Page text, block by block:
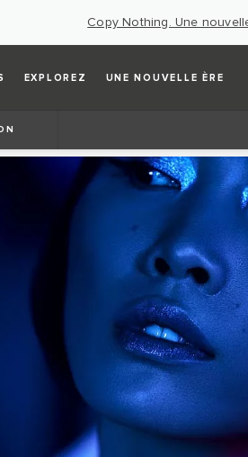
Copy Nothing. Une
EXPLOREZ UNE NOUVELLE ÈRE